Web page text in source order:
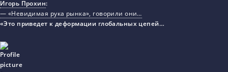
Игорь Прохин:
— «Невидимая рука рынка», говорили они…
«Это приведет к деформации глобальных цепей…